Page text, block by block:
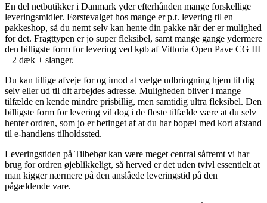
En del netbutikker i Danmark yder efterhånden mange forskellige
leveringsmidler. Førstevalget hos mange er p.t. levering til en
pakkeshop, så du nemt selv kan hente din pakke når der er mulighed
for det. Fragttypen er jo super fleksibel, samt mange gange ydermere
den billigste form for levering ved køb af Vittoria Open Pave CG III
– 2 dæk + slanger.
Du kan tillige afveje for og imod at vælge udbringning hjem til dig
selv eller ud til dit arbejdes adresse. Muligheden bliver i mange
tilfælde en kende mindre prisbillig, men samtidig ultra fleksibel. Den
billigste form for levering vil dog i de fleste tilfælde være at du selv
henter ordren, som jo er betinget af at du har bopæl med kort afstand
til e-handlens tilholdssted.
Leveringstiden på Tilbehør kan være meget central såfremt vi har
brug for ordren øjeblikkeligt, så herved er det uden tvivl essentielt at
man kigger nærmere på den anslåede leveringstid på den
pågældende vare.